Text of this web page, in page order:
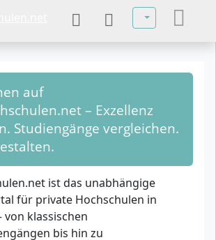
Sprache
auf
– Exzellenz
Studiengänge vergleichen.
ist das unabhängige
für private Hochschulen in
von klassischen
bis hin zu